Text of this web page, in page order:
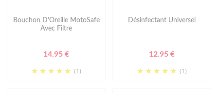
Bouchon D'Oreille MotoSafe
Avec Filtre
14.95 €
(1)
Désinfectant Universel
12.95 €
(1)